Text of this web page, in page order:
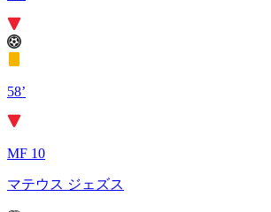
58’
MF 10
マテウス ジェズス